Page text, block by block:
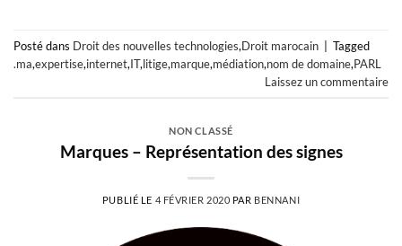
Posté dans Droit des nouvelles technologies,Droit marocain
Tagged
.ma,expertise,internet,IT,litige,marque,médiation,nom de domaine,PARL
Laissez un commentaire
NON CLASSÉ
Marques – Représentation des signes
PUBLIÉ LE 4 FÉVRIER 2020 PAR BENNANI